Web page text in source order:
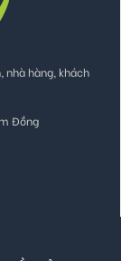
nhà hàng, khách
Đồng